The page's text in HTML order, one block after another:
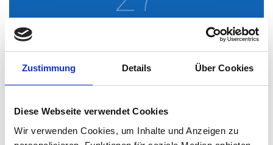
Zustimmung Details Über Cookies
Diese Webseite verwendet Cookies
Wir verwenden Cookies, um Inhalte und Anzeigen zu